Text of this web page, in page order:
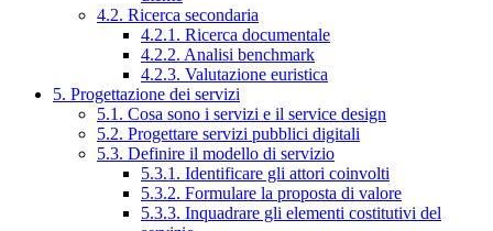
4.2. Ricerca secondaria
4.2.1. Ricerca documentale
4.2.2. Analisi benchmark
4.2.3. Valutazione euristica
5. Progettazione dei servizi
5.1. Cosa sono i servizi e il service design
5.2. Progettare servizi pubblici digitali
5.3. Definire il modello di servizio
5.3.1. Identificare gli attori coinvolti
5.3.2. Formulare la proposta di valore
5.3.3. Inquadrare gli elementi costitutivi del